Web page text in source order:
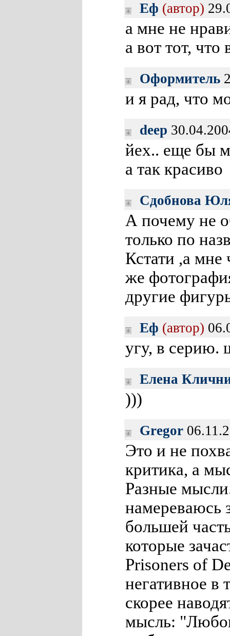
Еф (автор)
а мне не
а вот тот,
Оформитель
и я рад, что
deep
йех.. еще бы
а так красиво
Сдобнова
А почему не
только по
Кстати ,а мне
же
другие
Еф (автор)
угу, в серию.
Елена
)))
Gregor
Это и не
критика, а
Разные
намереваюсь
большей
которые
Prisoners of
негативное в
скорее
мысль: